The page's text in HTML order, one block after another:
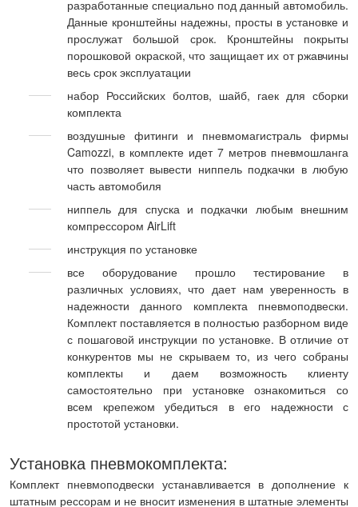
разработанные специально под данный автомобиль.
Данные кронштейны надежны, просты в установке и
прослужат большой срок. Кронштейны покрыты
порошковой окраской, что защищает их от ржавчины
весь срок эксплуатации
набор Российских болтов, шайб, гаек для сборки
комплекта
воздушные фитинги и пневмомагистраль фирмы
Camozzi, в комплекте идет 7 метров пневмошланга
что позволяет вывести ниппель подкачки в любую
часть автомобиля
ниппель для спуска и подкачки любым внешним
компрессором AirLift
инструкция по установке
все оборудование прошло тестирование в
различных условиях, что дает нам уверенность в
надежности данного комплекта пневмоподвески.
Комплект поставляется в полностью разборном виде
с пошаговой инструкции по установке. В отличие от
конкурентов мы не скрываем то, из чего собраны
комплекты и даем возможность клиенту
самостоятельно при установке ознакомиться со
всем крепежом убедиться в его надежности с
простотой установки.
Установка пневмокомплекта:
Комплект пневмоподвески устанавливается в дополнение к
штатным рессорам и не вносит изменения в штатные элементы